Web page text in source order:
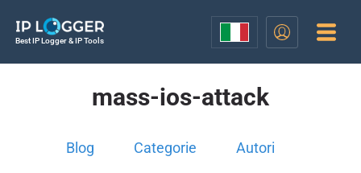
Best IP Logger & IP Tools
mass-ios-attack
Blog Categorie Autori